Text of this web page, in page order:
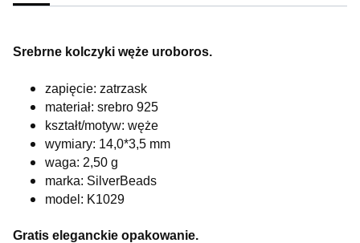
Srebrne kolczyki węże uroboros.
zapięcie: zatrzask
materiał: srebro 925
kształt/motyw: węże
wymiary: 14,0*3,5 mm
waga: 2,50 g
marka: SilverBeads
model: K1029
Gratis eleganckie opakowanie.